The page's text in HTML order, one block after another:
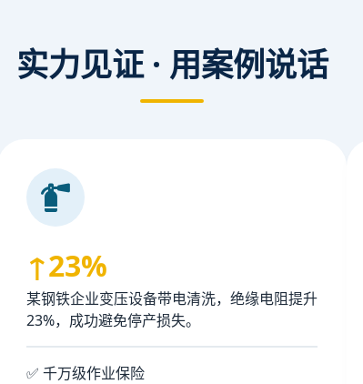
实力见证 · 用案例说话
↑23%
某钢铁企业变压设备带电清洗，绝缘电阻提升
23%，成功避免停产损失。
✅ 千万级作业保险